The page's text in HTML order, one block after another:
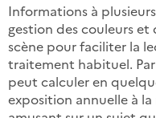
Informations à
gestion des couleurs
scène pour faciliter la
traitement habituel. Par
peut calculer en
exposition annuelle à